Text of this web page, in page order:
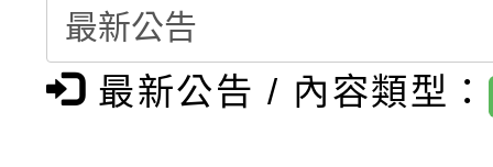
結果(第12招)
賽及師生本土語及新住
賽實施要點
轉知：「桃園市115學
比賽實施要點」
轉知：「115年金融知
最新公告 / 內容類型：